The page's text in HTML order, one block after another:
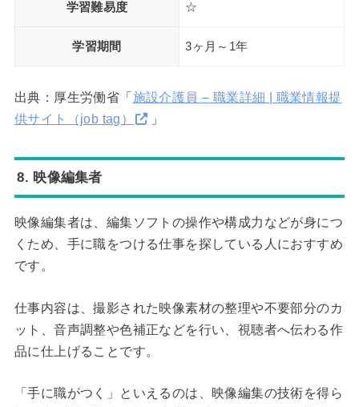
学習難易度 ☆
学習期間 3ヶ月～1年
出典：厚生労働省「 施設介護員 – 職業詳細 | 職業情報提
供サイト（job tag）
」
8. 映像編集者
映像編集者は、編集ソフトの操作や構成力などが身につ
くため、手に職をつける仕事を探している人におすすめ
です。
仕事内容は、撮影された映像素材の整理や不要部分のカ
ット、音声調整や色補正などを行い、視聴者へ伝わる作
品に仕上げることです。
「手に職がつく」といえるのは、映像編集の技術を得ら